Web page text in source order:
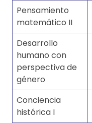
Pensamiento
matemático II
Desarrollo
humano con
perspectiva de
género
Conciencia
histórica I